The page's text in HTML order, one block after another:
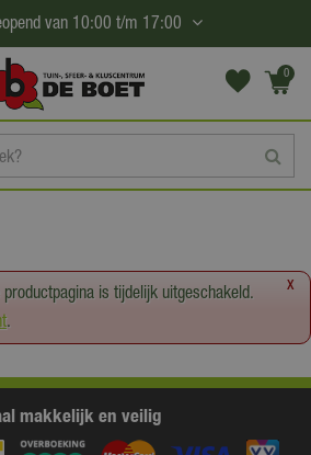
van 10:00 t/m 17:00
0
(€0,
x
productpagina is tijdelijk uitgeschakeld.
.
makkelijk en veilig